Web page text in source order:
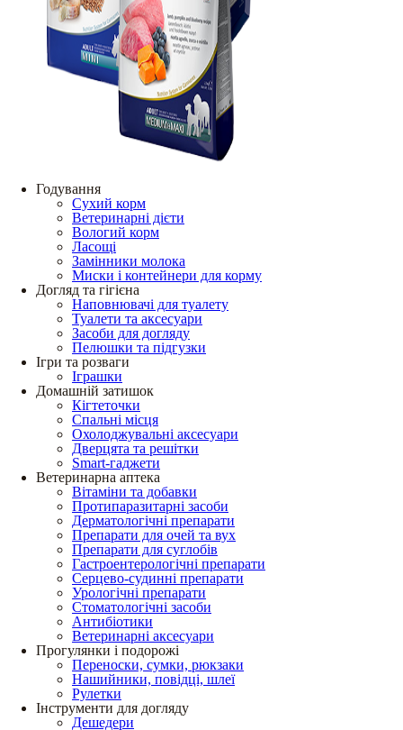
Годування
Сухий корм
Ветеринарні дієти
Вологий корм
Ласощі
Замінники молока
Миски і контейнери для корму
Догляд та гігієна
Наповнювачі для туалету
Туалети та аксесуари
Засоби для догляду
Пелюшки та підгузки
Ігри та розваги
Іграшки
Домашній затишок
Кігтеточки
Спальні місця
Охолоджувальні аксесуари
Дверцята та решітки
Smart-гаджети
Ветеринарна аптека
Вітаміни та добавки
Протипаразитарні засоби
Дерматологічні препарати
Препарати для очей та вух
Препарати для суглобів
Гастроентерологічні препарати
Серцево-судинні препарати
Урологічні препарати
Стоматологічні засоби
Антибіотики
Ветеринарні аксесуари
Прогулянки і подорожі
Переноски, сумки, рюкзаки
Нашийники, повідці, шлеї
Рулетки
Інструменти для догляду
Дешедери